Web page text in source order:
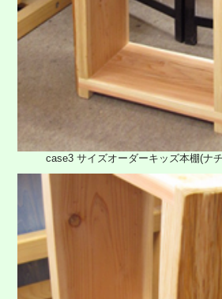
case3 サイズオーダーキッズ本棚(ナ